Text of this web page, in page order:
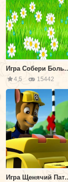
Игра Собери
4,5 15442
Игра Щенячий